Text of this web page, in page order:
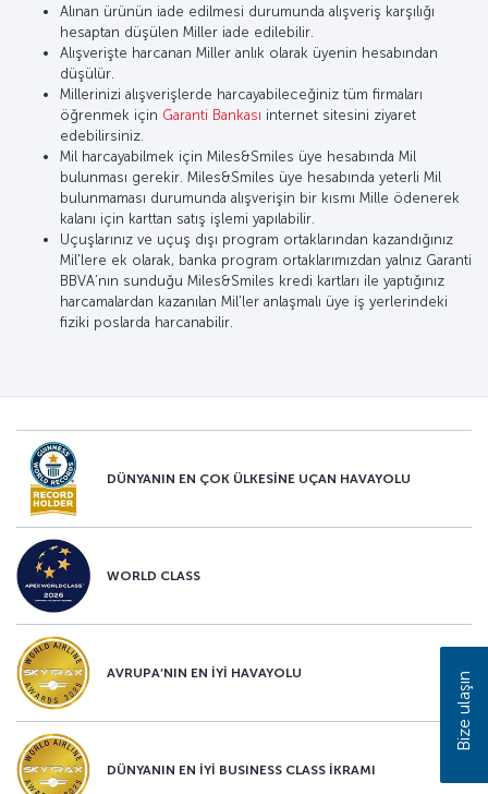
Alınan ürünün iade edilmesi durumunda alışveriş karşılığı
hesaptan düşülen Miller iade edilebilir.
Alışverişte harcanan Miller anlık olarak üyenin hesabından
düşülür.
Millerinizi alışverişlerde harcayabileceğiniz tüm firmaları
öğrenmek için Garanti Bankası internet sitesini ziyaret
edebilirsiniz.
Mil harcayabilmek için Miles&Smiles üye hesabında Mil
bulunması gerekir. Miles&Smiles üye hesabında yeterli Mil
bulunmaması durumunda alışverişin bir kısmı Mille ödenerek
kalanı için karttan satış işlemi yapılabilir.
Uçuşlarınız ve uçuş dışı program ortaklarından kazandığınız
Mil'lere ek olarak, banka program ortaklarımızdan yalnız Garanti
BBVA’nın sunduğu Miles&Smiles kredi kartları ile yaptığınız
harcamalardan kazanılan Mil'ler anlaşmalı üye iş yerlerindeki
fiziki poslarda harcanabilir.
DÜNYANIN EN ÇOK ÜLKESİNE UÇAN HAVAYOLU
WORLD CLASS
AVRUPA’NIN EN İYİ HAVAYOLU
DÜNYANIN EN İYİ BUSINESS CLASS İKRAMI
Bize ulaşın